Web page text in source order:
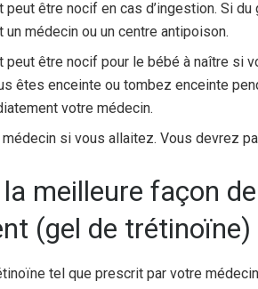
peut être nocif en cas d’ingestion. Si
un médecin ou un centre antipoison.
peut être nocif pour le bébé à naître si
êtes enceinte ou tombez enceinte
votre médecin.
si vous allaitez. Vous devrez
meilleure façon
(gel de trétinoïne)
tel que prescrit par votre